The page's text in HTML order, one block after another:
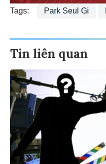
Tags: Park Seul Gi
Tin liên quan